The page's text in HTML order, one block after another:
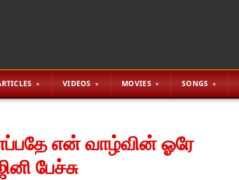
VIDEOS MOVIES SONGS
என் வாழ்வின் ஓரே
பேச்சு